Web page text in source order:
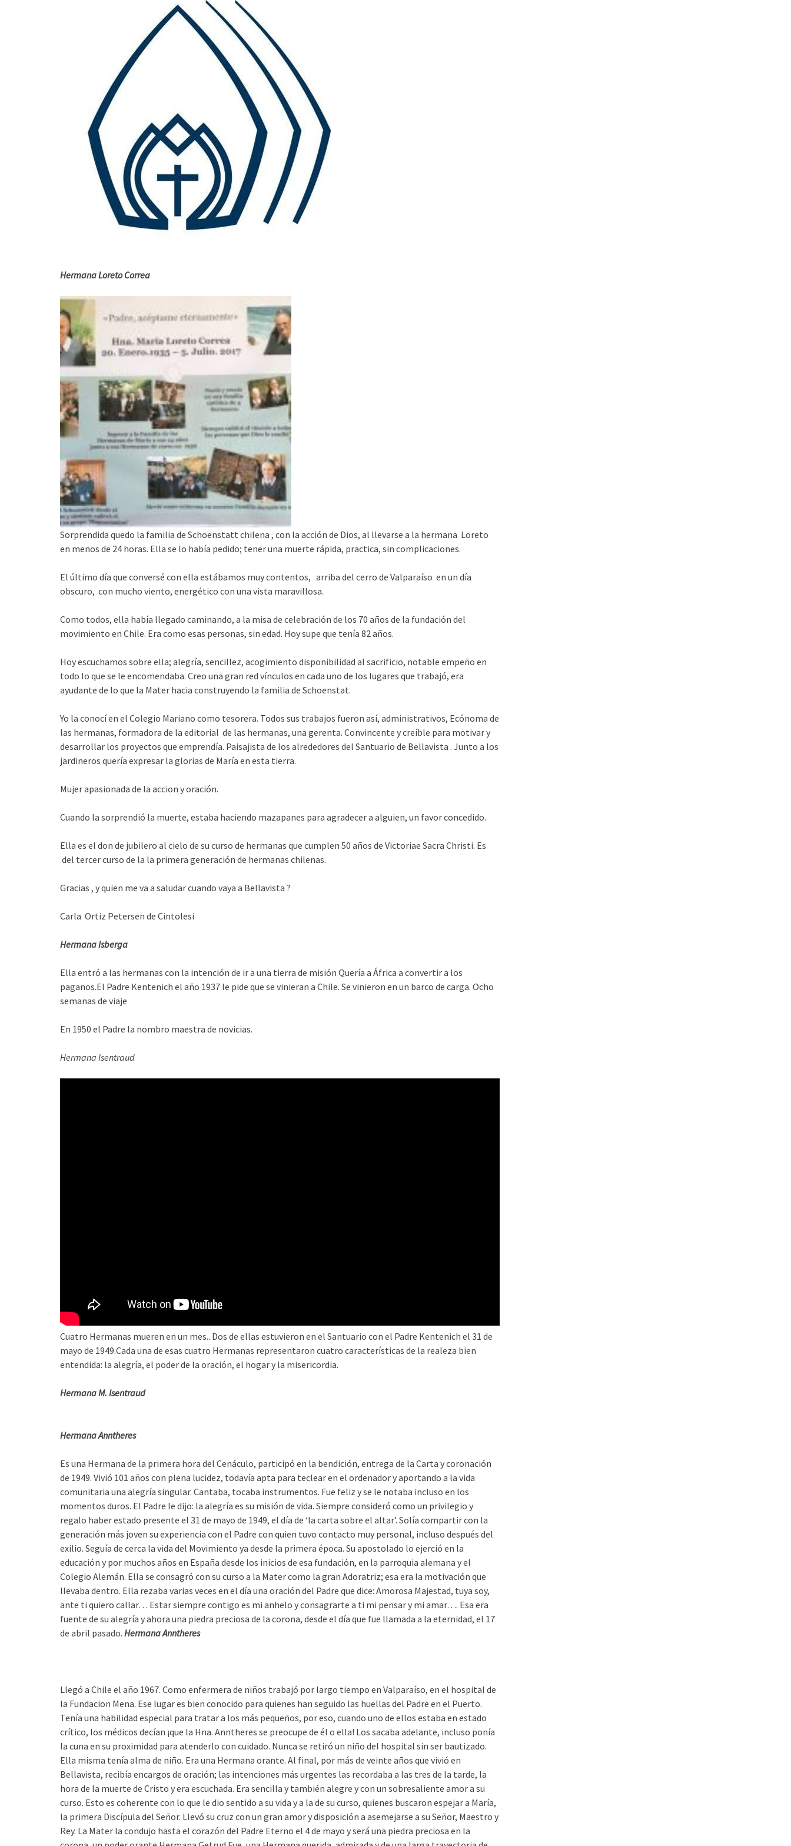
Hermana Loreto Correa
Sorprendida quedo la familia de Schoenstatt chilena , con la acción de Dios, al llevarse a la hermana Loreto
en menos de 24 horas. Ella se lo había pedido; tener una muerte rápida, practica, sin complicaciones.
El último día que conversé con ella estábamos muy contentos, arriba del cerro de Valparaíso en un día
obscuro, con mucho viento, energético con una vista maravillosa.
Como todos, ella había llegado caminando, a la misa de celebración de los 70 años de la fundación del
movimiento en Chile. Era como esas personas, sin edad. Hoy supe que tenía 82 años.
Hoy escuchamos sobre ella; alegría, sencillez, acogimiento disponibilidad al sacrificio, notable empeño en
todo lo que se le encomendaba. Creo una gran red vínculos en cada uno de los lugares que trabajó, era
ayudante de lo que la Mater hacia construyendo la familia de Schoenstat.
Yo la conocí en el Colegio Mariano como tesorera. Todos sus trabajos fueron así, administrativos, Ecónoma de
las hermanas, formadora de la editorial de las hermanas, una gerenta. Convincente y creíble para motivar y
desarrollar los proyectos que emprendía. Paisajista de los alrededores del Santuario de Bellavista . Junto a los
jardineros quería expresar la glorias de María en esta tierra.
Mujer apasionada de la accion y oración.
Cuando la sorprendió la muerte, estaba haciendo mazapanes para agradecer a alguien, un favor concedido.
Ella es el don de jubilero al cielo de su curso de hermanas que cumplen 50 años de Victoriae Sacra Christi. Es
del tercer curso de la la primera generación de hermanas chilenas.
Gracias , y quien me va a saludar cuando vaya a Bellavista ?
Carla Ortiz Petersen de Cintolesi
Hermana Isberga
Ella entró a las hermanas con la intención de ir a una tierra de misión Quería a África a convertir a los
paganos.El Padre Kentenich el año 1937 le pide que se vinieran a Chile. Se vinieron en un barco de carga. Ocho
semanas de viaje
En 1950 el Padre la nombro maestra de novicias.
Hermana Isentraud
Cuatro Hermanas mueren en un mes.. Dos de ellas estuvieron en el Santuario con el Padre Kentenich el 31 de
mayo de 1949.Cada una de esas cuatro Hermanas representaron cuatro características de la realeza bien
entendida: la alegría, el poder de la oración, el hogar y la misericordia.
Hermana M. Isentraud
Hermana Anntheres
Es una Hermana de la primera hora del Cenáculo, participó en la bendición, entrega de la Carta y coronación
de 1949. Vivió 101 años con plena lucidez, todavía apta para teclear en el ordenador y aportando a la vida
comunitaria una alegría singular. Cantaba, tocaba instrumentos. Fue feliz y se le notaba incluso en los
momentos duros. El Padre le dijo: la alegría es su misión de vida. Siempre consideró como un privilegio y
regalo haber estado presente el 31 de mayo de 1949, el día de ‘la carta sobre el altar’. Solía compartir con la
generación más joven su experiencia con el Padre con quien tuvo contacto muy personal, incluso después del
exilio. Seguía de cerca la vida del Movimiento ya desde la primera época. Su apostolado lo ejerció en la
educación y por muchos años en España desde los inicios de esa fundación, en la parroquia alemana y el
Colegio Alemán. Ella se consagró con su curso a la Mater como la gran Adoratriz; esa era la motivación que
llevaba dentro. Ella rezaba varias veces en el día una oración del Padre que dice: Amorosa Majestad, tuya soy,
ante ti quiero callar… Estar siempre contigo es mi anhelo y consagrarte a ti mi pensar y mi amar…. Esa era
fuente de su alegría y ahora una piedra preciosa de la corona, desde el día que fue llamada a la eternidad, el 17
de abril pasado. Hermana Anntheres
Llegó a Chile el año 1967. Como enfermera de niños trabajó por largo tiempo en Valparaíso, en el hospital de
la Fundacion Mena. Ese lugar es bien conocido para quienes han seguido las huellas del Padre en el Puerto.
Tenía una habilidad especial para tratar a los más pequeños, por eso, cuando uno de ellos estaba en estado
crítico, los médicos decían ¡que la Hna. Anntheres se preocupe de él o ella! Los sacaba adelante, incluso ponía
la cuna en su proximidad para atenderlo con cuidado. Nunca se retiró un niño del hospital sin ser bautizado.
Ella misma tenía alma de niño. Era una Hermana orante. Al final, por más de veinte años que vivió en
Bellavista, recibía encargos de oración; las intenciones más urgentes las recordaba a las tres de la tarde, la
hora de la muerte de Cristo y era escuchada. Era sencilla y también alegre y con un sobresaliente amor a su
curso. Esto es coherente con lo que le dio sentido a su vida y a la de su curso, quienes buscaron espejar a María,
la primera Discípula del Señor. Llevó su cruz con un gran amor y disposición a asemejarse a su Señor, Maestro y
Rey. La Mater la condujo hasta el corazón del Padre Eterno el 4 de mayo y será una piedra preciosa en la